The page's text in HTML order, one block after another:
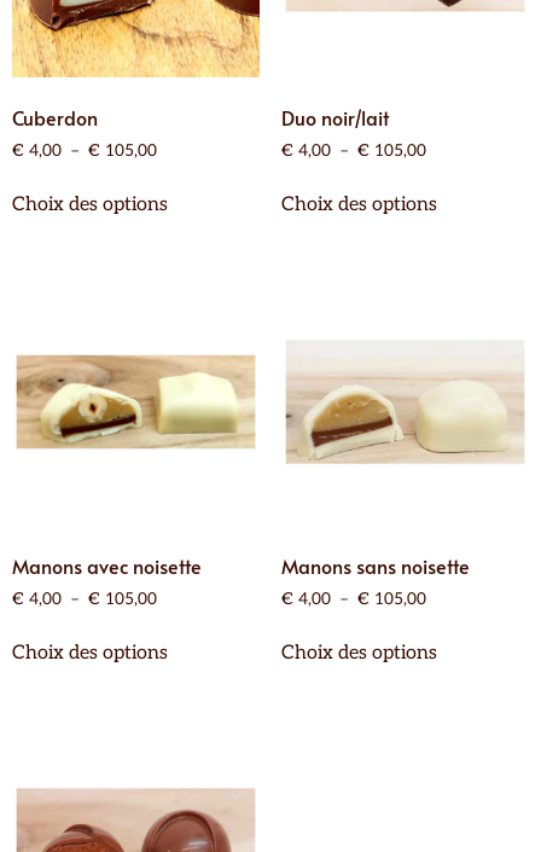
Cuberdon
€ 4,00 – € 105,00
Choix des options
Duo noir/lait
€ 4,00 – € 105,00
Choix des options
Manons avec noisette
€ 4,00 – € 105,00
Choix des options
Manons sans noisette
€ 4,00 – € 105,00
Choix des options